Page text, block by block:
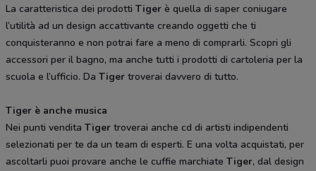
La caratteristica dei prodotti Tiger è quella di saper coniugare
l’utilità ad un design accattivante creando oggetti che ti
conquisteranno e non potrai fare a meno di comprarli. Scopri gli
accessori per il bagno, ma anche tutti i prodotti di cartoleria per la
scuola e l’ufficio. Da Tiger troverai davvero di tutto.
Tiger è anche musica
Nei punti vendita Tiger troverai anche cd di artisti indipendenti
selezionati per te da un team di esperti. E una volta acquistati, per
ascoltarli puoi provare anche le cuffie marchiate Tiger, dal design